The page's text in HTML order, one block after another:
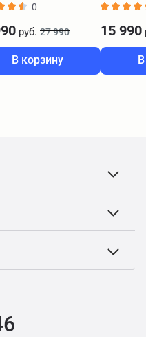
0
руб. 27 990
В корзину
15 990